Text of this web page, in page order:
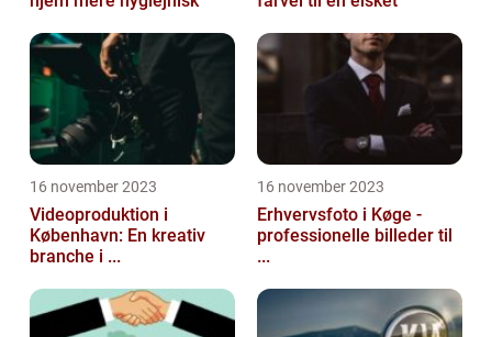
16 november 2023
Videoproduktion i
København: En kreativ
branche i ...
16 november 2023
Erhvervsfoto i Køge -
professionelle billeder til
...